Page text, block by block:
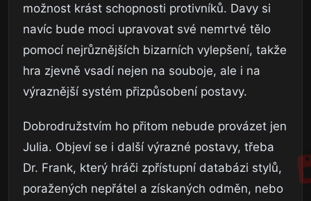
možnost krást schopnosti protivníků. Davy si
navíc bude moci upravovat své nemrtvé tělo
pomocí nejrůznějších bizarních vylepšení, takže
hra zjevně vsadí nejen na souboje, ale i na
výraznější systém přizpůsobení postavy.
Dobrodružstvím ho přitom nebude provázet jen
Julia. Objeví se i další výrazné postavy, třeba
Dr. Frank, který hráči zpřístupní databázi stylů,
poražených nepřátel a získaných odměn, nebo